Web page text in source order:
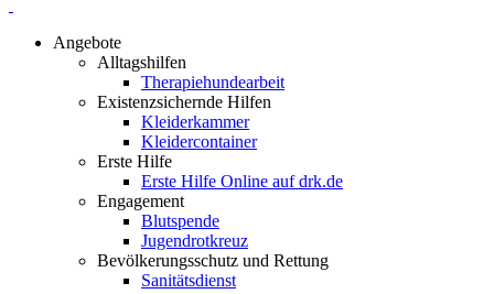
Angebote
Alltagshilfen
Therapiehundearbeit
Existenzsichernde Hilfen
Kleiderkammer
Kleidercontainer
Erste Hilfe
Erste Hilfe Online auf drk.de
Engagement
Blutspende
Jugendrotkreuz
Bevölkerungsschutz und Rettung
Sanitätsdienst